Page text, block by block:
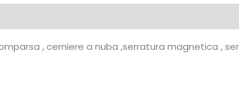
, cerniere a nuba ,serratura magnetica ,